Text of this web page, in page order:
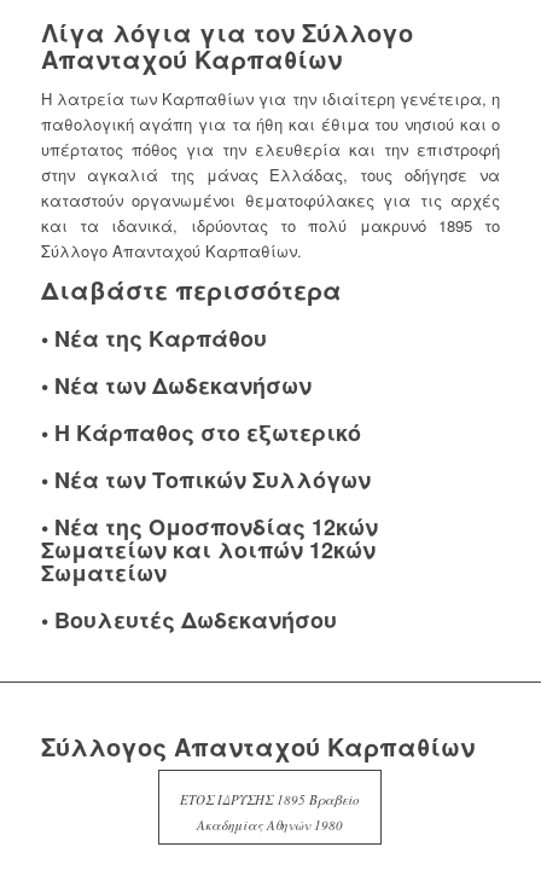
Λίγα λόγια για τον Σύλλογο
Απανταχού Καρπαθίων
Η λατρεία των Καρπαθίων για την ιδιαίτερη γενέτειρα, η
παθολογική αγάπη για τα ήθη και έθιμα του νησιού και ο
υπέρτατος πόθος για την ελευθερία και την επιστροφή
στην αγκαλιά της μάνας Ελλάδας, τους οδήγησε να
καταστούν οργανωμένοι θεματοφύλακες για τις αρχές
και τα ιδανικά, ιδρύοντας το πολύ μακρυνό 1895 το
Σύλλογο Απανταχού Καρπαθίων.
Διαβάστε περισσότερα
• Νέα της Καρπάθου
• Νέα των Δωδεκανήσων
• Η Κάρπαθος στο εξωτερικό
• Νέα των Τοπικών Συλλόγων
• Νέα της Ομοσπονδίας 12κών
Σωματείων και λοιπών 12κών
Σωματείων
• Βουλευτές Δωδεκανήσου
Σύλλογος Απανταχού Καρπαθίων
ΕΤΟΣ ΙΔΡΥΣΗΣ 1895 Βραβείο
Ακαδημίας Αθηνών 1980